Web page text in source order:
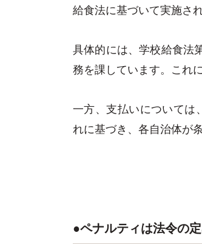
給食法に基づいて実施さ
具体的には、学校給食法
務を課しています。これ
一方、支払いについては
れに基づき、各自治体が
●ペナルティは法令の